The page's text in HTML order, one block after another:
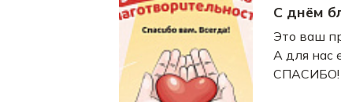
С днём
Это ваш
А для нас
СПАСИБО!